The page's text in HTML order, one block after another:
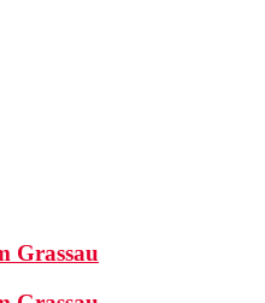
Grassau